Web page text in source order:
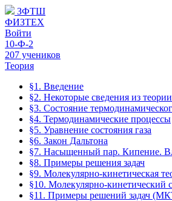
ЗФТШ
ФИЗТЕХ
Войти
10-Ф-2
207 учеников
Теория
§1. Введение
§2. Некоторые сведения из
§3. Состояние
§4. Термодинамические процессы
§5. Уравнение состояния газа
§6. Закон Дальтона
§7. Насыщенный пар. Кипение.
§8. Примеры решения задач
§9. Молекулярно-кинетическая
§10. Молекулярно-кинетический
§11. Примеры решений задач